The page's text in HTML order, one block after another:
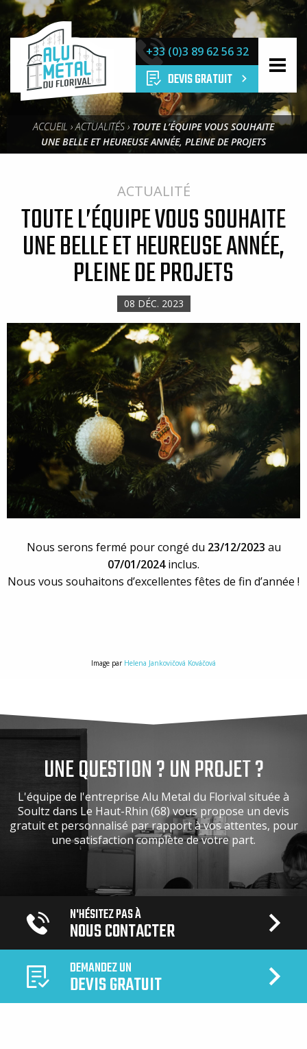
ALU
MÉTAL
DU
FLORIVAL
+33 (0)3 89 62 56 32
DEVIS GRATUIT
ACCUEIL ›ACTUALITÉS › TOUTE L’ÉQUIPE VOUS SOUHAITE
UNE BELLE ET HEUREUSE ANNÉE, PLEINE DE PROJETS
ACTUALITÉ
TOUTE L’ÉQUIPE VOUS SOUHAITE
UNE BELLE ET HEUREUSE ANNÉE,
PLEINE DE PROJETS
08 DÉC. 2023
Nous serons fermé pour congé du 23/12/2023 au
07/01/2024inclus.
Nous vous souhaitons d’excellentes fêtes de fin d’année !
Image par Helena Jankovičová Kováčová
UNE QUESTION ? UN PROJET ?
L'équipe de l'entreprise Alu Metal du Florival située à
Soultz dans Le Haut-Rhin (68) vous propose un devis
gratuit et personnalisé par rapport à vos attentes, pour
une satisfaction complète de votre part.
N'HÉSITEZ PAS À
NOUS CONTACTER
DEMANDEZ UN
DEVIS GRATUIT